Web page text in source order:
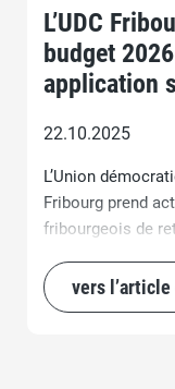
L’UDC
budget
application
22.10.2025
L’Union
Fribourg prend
fribourgeois de
d’assainissement
retrait est une
vers